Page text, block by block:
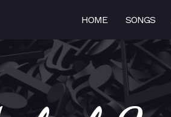
HOME SONGS